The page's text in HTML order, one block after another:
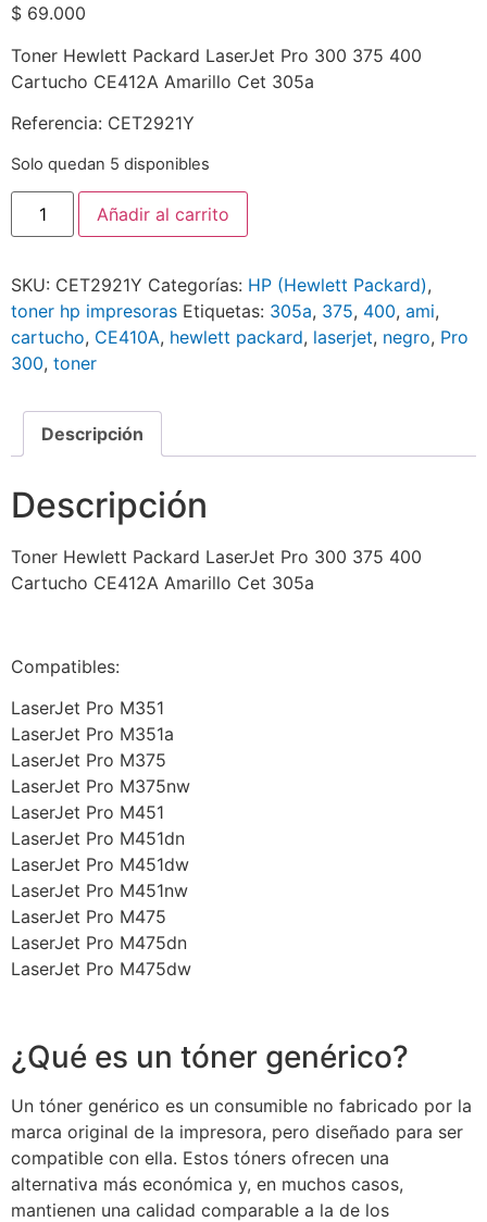
$ 69.000
Toner Hewlett Packard LaserJet Pro 300 375 400
Cartucho CE412A Amarillo Cet 305a
Referencia: CET2921Y
Solo quedan 5 disponibles
Añadir al carrito
SKU: CET2921Y Categorías: HP (Hewlett Packard),
toner hp impresoras Etiquetas: 305a, 375, 400, ami,
cartucho, CE410A, hewlett packard, laserjet, negro, Pro
300, toner
Descripción
Descripción
Toner Hewlett Packard LaserJet Pro 300 375 400
Cartucho CE412A Amarillo Cet 305a
Compatibles:
LaserJet Pro M351
LaserJet Pro M351a
LaserJet Pro M375
LaserJet Pro M375nw
LaserJet Pro M451
LaserJet Pro M451dn
LaserJet Pro M451dw
LaserJet Pro M451nw
LaserJet Pro M475
LaserJet Pro M475dn
LaserJet Pro M475dw
¿Qué es un tóner genérico?
Un tóner genérico es un consumible no fabricado por la
marca original de la impresora, pero diseñado para ser
compatible con ella. Estos tóners ofrecen una
alternativa más económica y, en muchos casos,
mantienen una calidad comparable a la de los